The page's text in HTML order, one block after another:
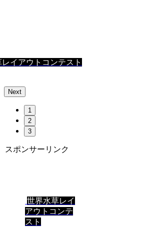
イアウトコンテスト
Next
1
2
3
スポンサーリンク
世界水草レイ
アウトコンテ
スト